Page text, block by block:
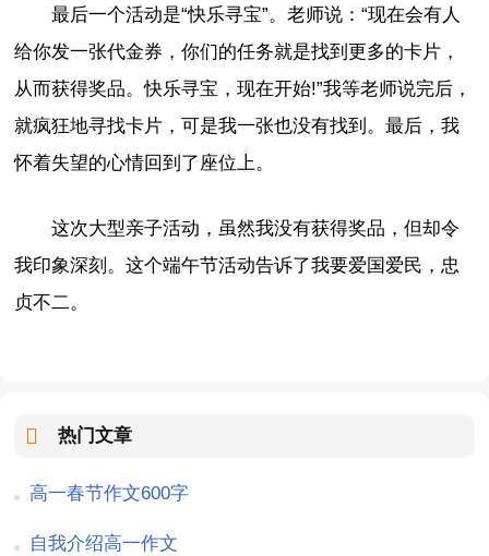
最后一个活动是“快乐寻宝”。老师说：“现在会有人
给你发一张代金券，你们的任务就是找到更多的卡片，
从而获得奖品。快乐寻宝，现在开始!”我等老师说完后，
就疯狂地寻找卡片，可是我一张也没有找到。最后，我
怀着失望的心情回到了座位上。
这次大型亲子活动，虽然我没有获得奖品，但却令
我印象深刻。这个端午节活动告诉了我要爱国爱民，忠
贞不二。
热门文章
高一春节作文600字
自我介绍高一作文